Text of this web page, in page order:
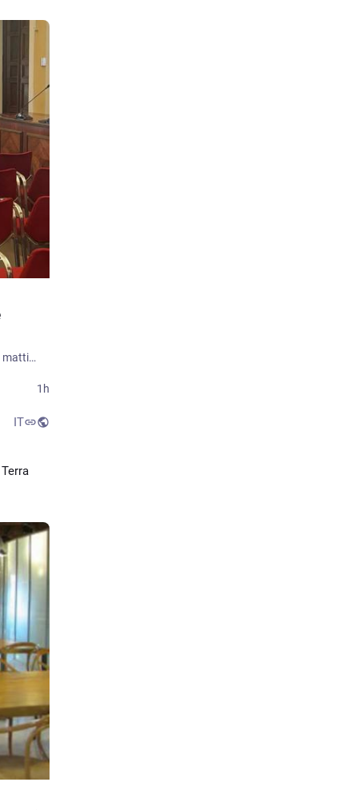
Casco in testa, pedali ancora caldi e occhi pieni delle bellezze marchigiane: questa mattina Senigallia ha fatto tappa nel tour di una delegazione islandese in viaggio attraverso le Marche, ospite del progetto Bike Ospitality che sta portando alla scoperta del territorio operatori e appassionati di cicloturismo provenienti dall'isola nordica. Ad accoglierli, in Comune, gli assessori Simona Romagnoli (Turismo) e Massimo Bello (Cultura), pronti a raccontare una città che d'estate profuma di salsedine e la sera si accende di storia.
1h
IT